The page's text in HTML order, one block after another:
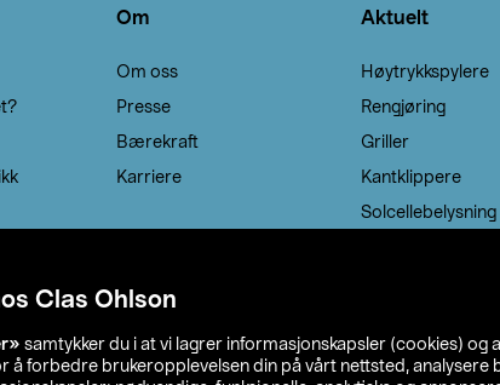
Clas Ohlson
samtykker du i at vi lagrer informasjonskapsler (cookies) og
å forbedre brukeropplevelsen din på vårt nettsted, analysere
Om
Om oss
Presse
Bærekraft
Karriere
Aktuelt
Høytrykkspylere
Rengjøring
Griller
Kantklippere
Solcellebelysning